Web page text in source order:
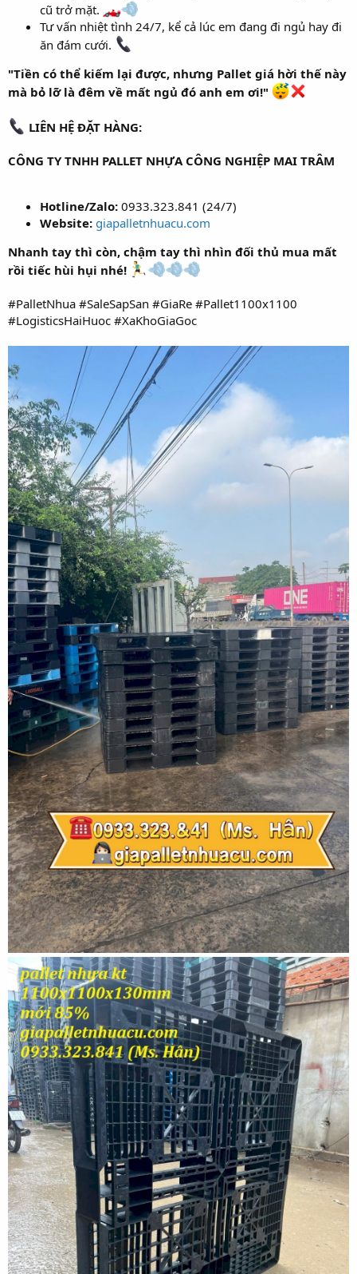
cũ trở mặt.
Tư vấn nhiệt tình 24/7, kể cả lúc em đang đi ngủ hay đi
ăn đám cưới.
"Tiền có thể kiếm lại được, nhưng Pallet giá hời thế này
mà bỏ lỡ là đêm về mất ngủ đó anh em ơi!"
LIÊN HỆ ĐẶT HÀNG:
CÔNG TY TNHH PALLET NHỰA CÔNG NGHIỆP MAI TRÂM
Hotline/Zalo: 0933.323.841 (24/7)
Website: giapalletnhuacu.com
Nhanh tay thì còn, chậm tay thì nhìn đối thủ mua mất
rồi tiếc hùi hụi nhé!
#PalletNhua #SaleSapSan #GiaRe #Pallet1100x1100
#LogisticsHaiHuoc #XaKhoGiaGoc